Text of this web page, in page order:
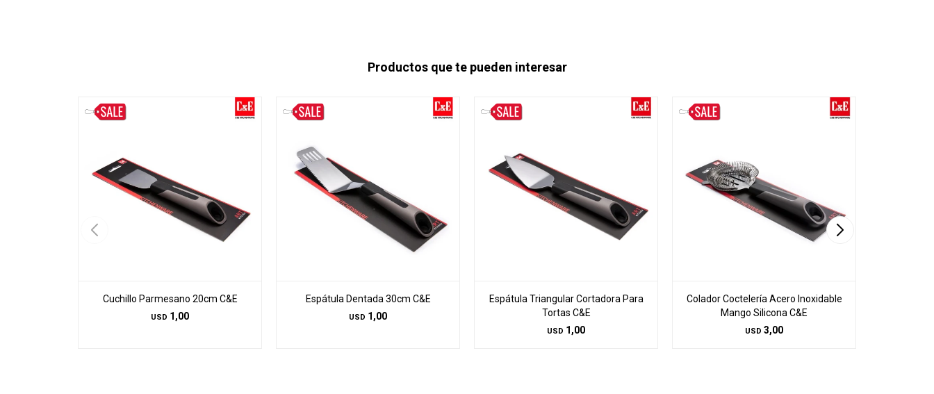
Productos que te pueden interesar
Cuchillo Parmesano 20cm C&E
USD 1,00
Espátula Dentada 30cm C&E
USD 1,00
Espátula Triangular Cortadora Para
Tortas C&E
USD 1,00
Colador Coctelería Acero Inoxidable
Mango Silicona C&E
USD 3,00